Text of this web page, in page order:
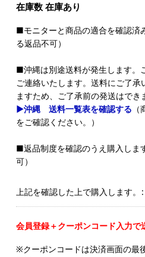
在庫数 在庫あり
■モニターと商品の適合を確認済
る返品不可）
■沖縄は別途送料が発生します。
ご連絡いたします。送料にご了承
ますため、ご了承前の発送はでき
▶沖縄 送料一覧表を確認する
をご確認ください。）
■返品制度を確認のうえ購入しま
可）
上記を確認した上で購入します。 :
会員登録＋クーポンコード入力で
※クーポンコードは決済画面の最